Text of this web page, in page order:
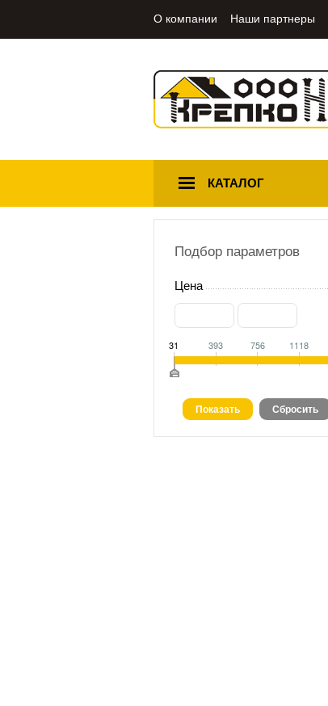
О компании Наши партнеры
КАТАЛОГ
Подбор параметров
Цена
31 393 756 1118